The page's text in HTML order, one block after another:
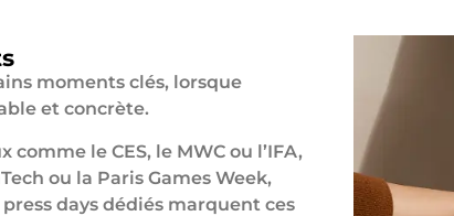
moments clés, lorsque
et concrète.
le CES, le MWC ou l’IFA,
ou la Paris Games Week,
days dédiés marquent ces